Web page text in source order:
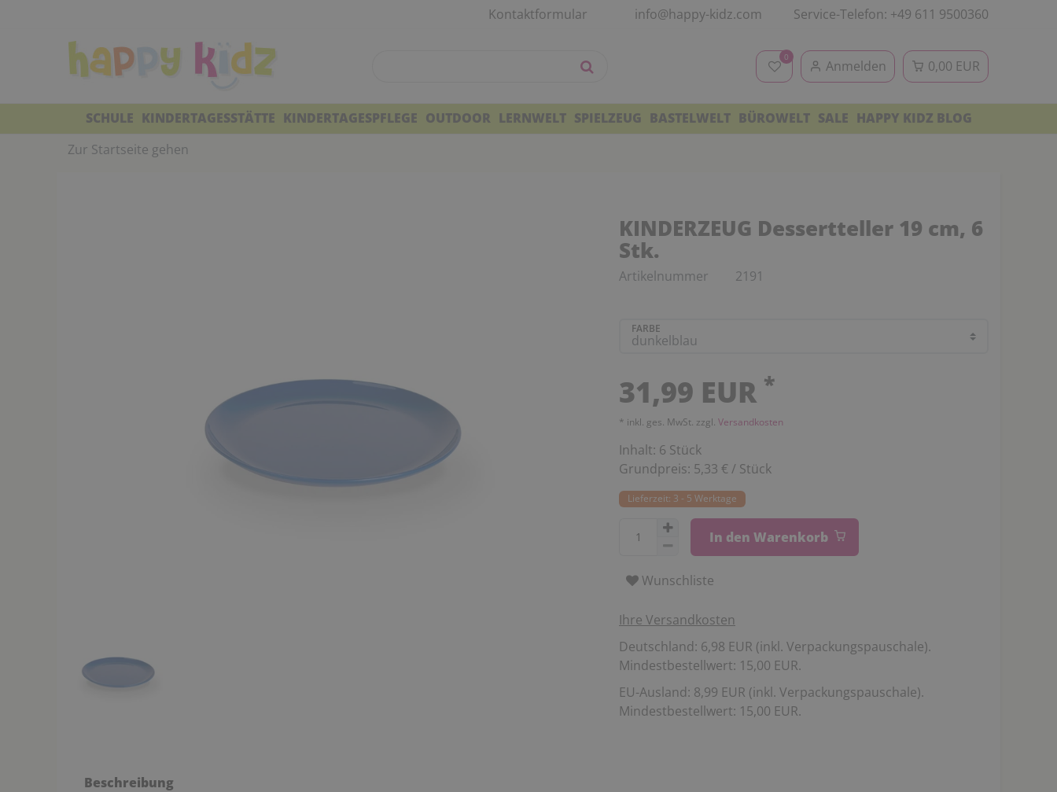
Kontaktformular info@happy-kidz.com Service-Telefon: +49 611 9500360
0
Anmelden 0,00 EUR
SCHULE KINDERTAGESSTÄTTE KINDERTAGESPFLEGE OUTDOOR LERNWELT SPIELZEUG BASTELWELT BÜROWELT SALE HAPPY KIDZ BLOG
Zur Startseite gehen
KINDERZEUG Dessertteller 19 cm, 6
Stk.
Artikelnummer 2191
FARBE
31,99 EUR *
* inkl. ges. MwSt. zzgl. Versandkosten
Inhalt: 6 Stück
Grundpreis: 5,33 € / Stück
Lieferzeit: 3 - 5 Werktage
In den Warenkorb
Wunschliste
Ihre Versandkosten
Deutschland: 6,98 EUR (inkl. Verpackungspauschale).
Mindestbestellwert: 15,00 EUR.
EU-Ausland: 8,99 EUR (inkl. Verpackungspauschale).
Mindestbestellwert: 15,00 EUR.
Beschreibung